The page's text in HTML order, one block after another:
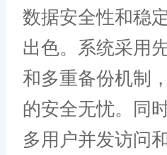
数据安全性和稳
出色。系统采用
和多重备份机制
的安全无忧。同
多用户并发访问